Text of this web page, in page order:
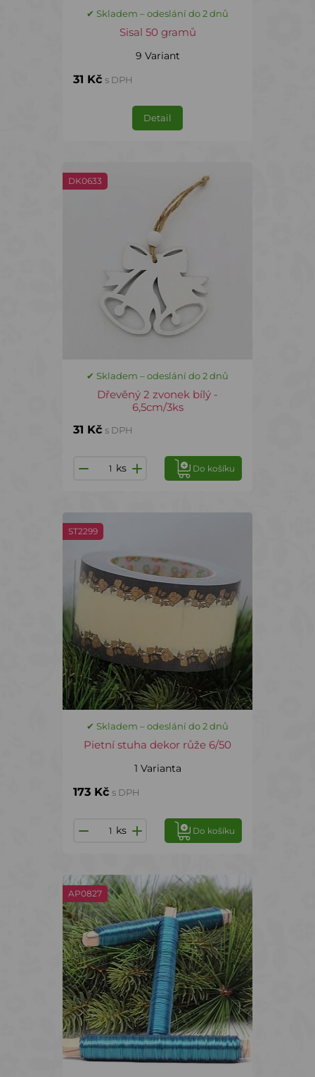
✔ Skladem – odeslání do 2 dnů
Sisal 50 gramů
9 Variant
31 Kč s DPH
Detail
DK0633
✔ Skladem – odeslání do 2 dnů
Dřevěný 2 zvonek bílý -
6,5cm/3ks
31 Kč s DPH
ks Do košíku
ST2299
✔ Skladem – odeslání do 2 dnů
Pietní stuha dekor růže 6/50
1 Varianta
173 Kč s DPH
ks Do košíku
AP0827